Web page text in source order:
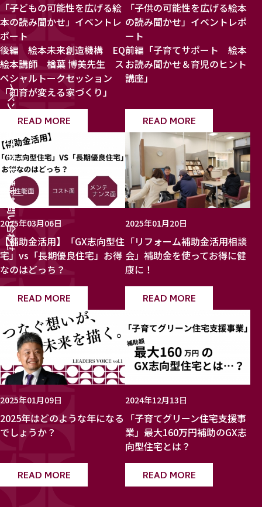
イベント
来店予約
資料請求
お問い合わせ
「子どもの可能性を広げる絵
本の読み聞かせ」イベントレ
ポート
後編 絵本未来創造機構 EQ
絵本講師 楢葉 博美先生 ス
ペシャルトークセッション
「知育が変える家づくり」
READ MORE
「子供の可能性を広げる絵本
の読み聞かせ」イベントレポ
ート
前編「子育てサポート 絵本
お読み聞かせ＆育児のヒント
講座」
READ MORE
2025年03月06日
【補助金活用】「GX志向型住
宅」vs「長期優良住宅」お得
なのはどっち？
READ MORE
2025年01月20日
「リフォーム補助金活用相談
会」補助金を使ってお得に健
康に！
READ MORE
2025年01月09日
2025年はどのような年になる
でしょうか？
READ MORE
2024年12月13日
「子育てグリーン住宅支援事
業」最大160万円補助のGX志
向型住宅とは？
READ MORE